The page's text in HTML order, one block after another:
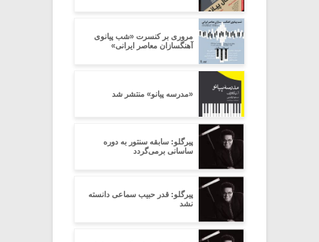
مروری بر کنسرت «شب پیانوی
آهنگسازان معاصر ایرانی»
«مدرسه پیانو» منتشر شد
پیرگلو: سابقه سنتور به دوره
ساسانی برمی‌گردد
پیرگلو: قدر حبیب سماعی دانسته
نشد